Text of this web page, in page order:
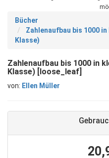
Bücher
Zahlenaufbau bis 1000
Klasse)
Zahlenaufbau bis 1000 in
Klasse) [loose_leaf]
von: Ellen Müller